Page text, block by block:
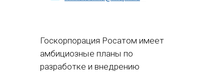
Госкорпорация Росатом имеет
амбициозные планы по
разработке и внедрению